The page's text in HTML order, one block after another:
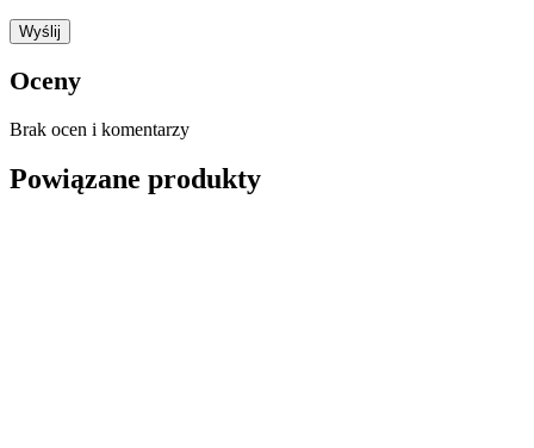
Oceny
Brak ocen i komentarzy
Powiązane produkty